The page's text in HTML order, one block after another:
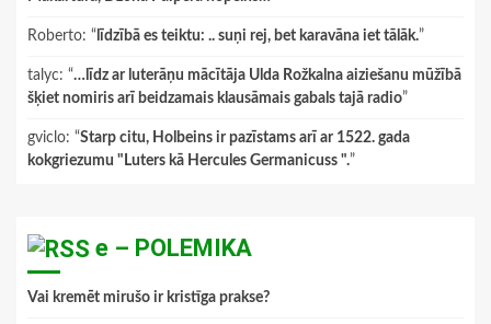
Roberto: “ līdzībā es teiktu: .. suņi rej, bet karavāna iet tālāk.”
talyc: “…līdz ar luterāņu mācītāja Ulda Rožkalna aiziešanu mūžībā
šķiet nomiris arī beidzamais klausāmais gabals tajā radio”
gviclo: “Starp citu, Holbeins ir pazīstams arī ar 1522. gada
kokgriezumu "Luters kā Hercules Germanicuss ".”
e – POLEMIKA
Vai kremēt mirušo ir kristīga prakse?